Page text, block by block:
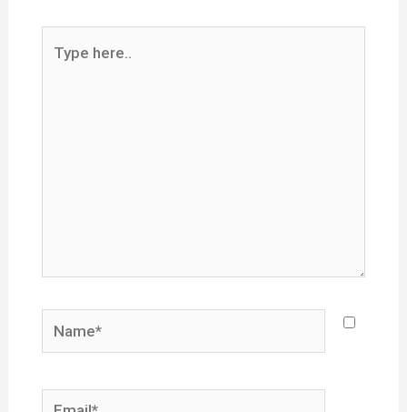
Name*
Email*